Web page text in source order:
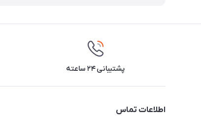
پشتیبانی ۲۴ ساعته
اطلاعات تماس